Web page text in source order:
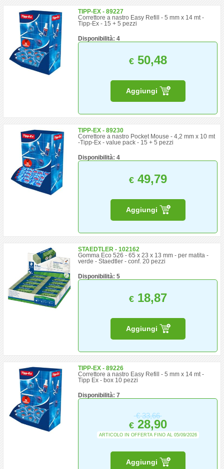
TIPP-EX - 89227
Correttore a nastro Easy Refill - 5 mm x 14 mt -
Tipp-Ex - 15 + 5 pezzi
Disponibilità: 4
€50,48
Aggiungi
TIPP-EX - 89230
Correttore a nastro Pocket Mouse - 4,2 mm x 10 mt
-Tipp-Ex - value pack - 15 + 5 pezzi
Disponibilità: 4
€49,79
Aggiungi
STAEDTLER - 102162
Gomma Eco 526 - 65 x 23 x 13 mm - per matita -
verde - Staedtler - conf. 20 pezzi
Disponibilità: 5
€18,87
Aggiungi
TIPP-EX - 89226
Correttore a nastro Easy Refill - 5 mm x 14 mt -
Tipp Ex - box 10 pezzi
Disponibilità: 7
€33,66
€28,90
ARTICOLO IN OFFERTA FINO AL 05/09/2026
Aggiungi